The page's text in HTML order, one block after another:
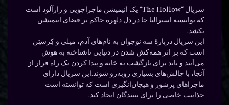
سریال “The Hollow” یک انیمیشن ماجراجویی و رازآلود است
که توانسته استرالیا جا در دل دلهره حاکم بر فضای انیمیشن
بکشد.
این سریال دربارهٔ سه نوجوان به نام‌های آدم، میلی و کِرستِن
است که بر اثر همه‌کش شدن در دنیایی ناشناخته به هوش
می‌آیند و باید برای بازگشت به خانه و پیدا کردن یک راه فرار از
آنجا، با چالش‌های بسیاری روبه‌رو شوند.این سریال دارای
ماجراهای پرشور و هیجان‌انگیزی است که توانسته است
جذابیت خاصی را برای بینندگان ایجاد کند.